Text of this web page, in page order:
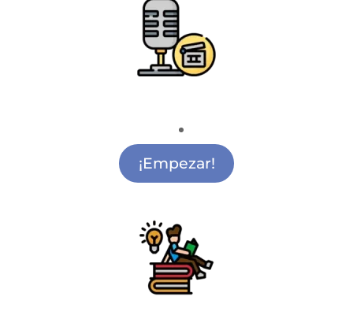
Academia de Cine Ciudad Lineal
¡Empezar!